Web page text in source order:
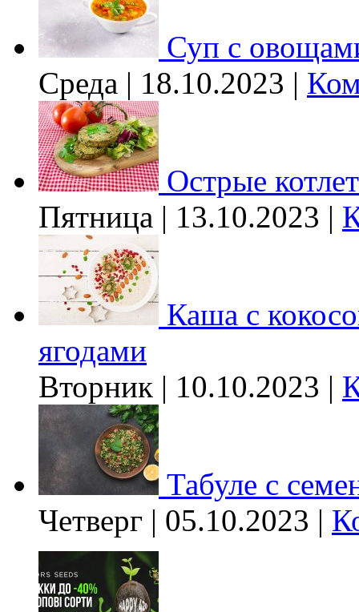
Суп с
Среда | 18.10.2023 |
Острые
Пятница | 13.10.2023 |
Каша с
ягодами
Вторник | 10.10.2023 |
Табуле с
Четверг | 05.10.2023 |